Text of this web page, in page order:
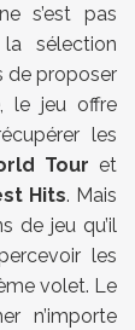
s’est pas
sélection
de proposer
le jeu offre
les
Tour et
Hits. Mais
de jeu qu’il
les
volet. Le
n’importe